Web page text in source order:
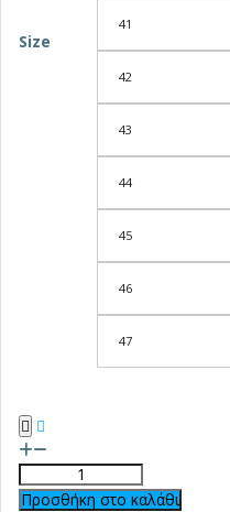
Size
41
42
43
44
45
46
47
Προσθήκη στο καλάθι